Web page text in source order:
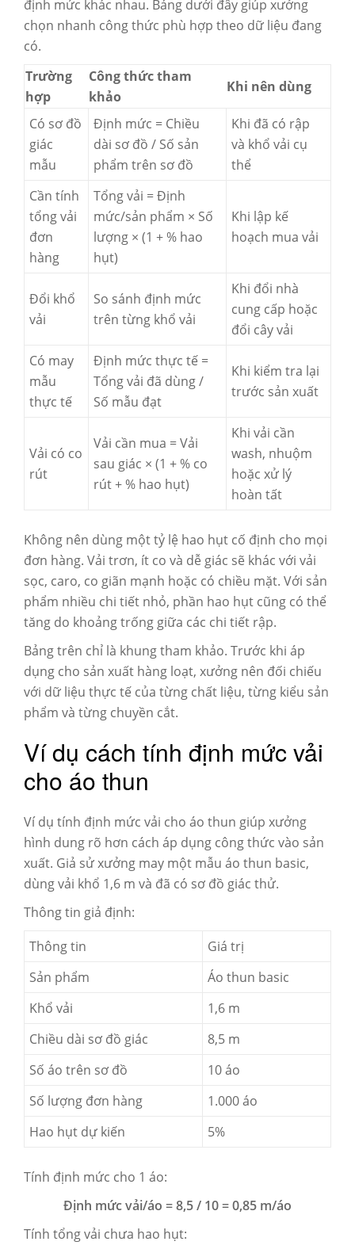
định mức khác nhau. Bảng dưới đây giúp xưởng
chọn nhanh công thức phù hợp theo dữ liệu đang
có.
Trường
hợp
Công thức tham
khảo
Khi nên dùng
Có sơ đồ
giác
mẫu
Định mức = Chiều
dài sơ đồ / Số sản
phẩm trên sơ đồ
Khi đã có rập
và khổ vải cụ
thể
Cần tính
tổng vải
đơn
hàng
Tổng vải = Định
mức/sản phẩm × Số
lượng × (1 + % hao
hụt)
Khi lập kế
hoạch mua vải
Đổi khổ
vải
So sánh định mức
trên từng khổ vải
Khi đổi nhà
cung cấp hoặc
đổi cây vải
Có may
mẫu
thực tế
Định mức thực tế =
Tổng vải đã dùng /
Số mẫu đạt
Khi kiểm tra lại
trước sản xuất
Vải có co
rút
Vải cần mua = Vải
sau giác × (1 + % co
rút + % hao hụt)
Khi vải cần
wash, nhuộm
hoặc xử lý
hoàn tất
Không nên dùng một tỷ lệ hao hụt cố định cho mọi
đơn hàng. Vải trơn, ít co và dễ giác sẽ khác với vải
sọc, caro, co giãn mạnh hoặc có chiều mặt. Với sản
phẩm nhiều chi tiết nhỏ, phần hao hụt cũng có thể
tăng do khoảng trống giữa các chi tiết rập.
Bảng trên chỉ là khung tham khảo. Trước khi áp
dụng cho sản xuất hàng loạt, xưởng nên đối chiếu
với dữ liệu thực tế của từng chất liệu, từng kiểu sản
phẩm và từng chuyền cắt.
Ví dụ cách tính định mức vải
cho áo thun
Ví dụ tính định mức vải cho áo thun giúp xưởng
hình dung rõ hơn cách áp dụng công thức vào sản
xuất. Giả sử xưởng may một mẫu áo thun basic,
dùng vải khổ 1,6 m và đã có sơ đồ giác thử.
Thông tin giả định:
Thông tin
Giá trị
Sản phẩm
Áo thun basic
Khổ vải
1,6 m
Chiều dài sơ đồ giác
8,5 m
Số áo trên sơ đồ
10 áo
Số lượng đơn hàng
1.000 áo
Hao hụt dự kiến
5%
Tính định mức cho 1 áo:
Định mức vải/áo = 8,5 / 10 = 0,85 m/áo
Tính tổng vải chưa hao hụt: